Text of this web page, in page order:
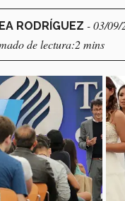
RODRÍGUEZ - 03/09/
de lectura:2 mins